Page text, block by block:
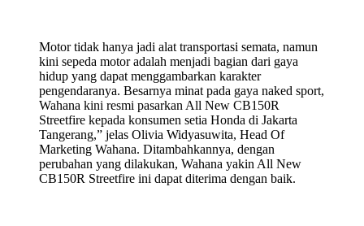
Motor tidak hanya jadi alat transportasi semata, namun
kini sepeda motor adalah menjadi bagian dari gaya
hidup yang dapat menggambarkan karakter
pengendaranya. Besarnya minat pada gaya naked sport,
Wahana kini resmi pasarkan All New CB150R
Streetfire kepada konsumen setia Honda di Jakarta
Tangerang,” jelas Olivia Widyasuwita, Head Of
Marketing Wahana. Ditambahkannya, dengan
perubahan yang dilakukan, Wahana yakin All New
CB150R Streetfire ini dapat diterima dengan baik.